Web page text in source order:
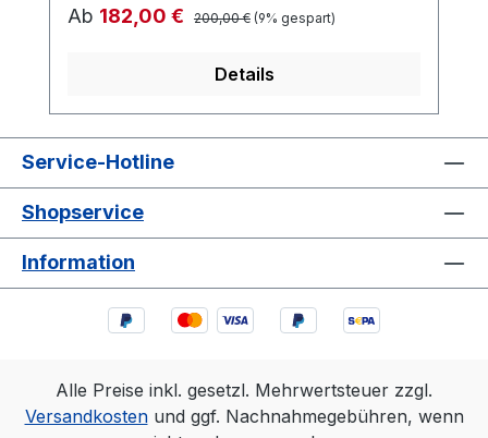
Verkaufspreis:
Ab 182,00 € Regulärer Preis:
200,00 € (9% gespart)
Details
Service-Hotline
Shopservice
Information
Alle Preise inkl. gesetzl. Mehrwertsteuer zzgl.
Versandkostenund ggf. Nachnahmegebühren, wenn